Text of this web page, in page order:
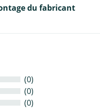
du fabricant
(0)
(0)
(0)